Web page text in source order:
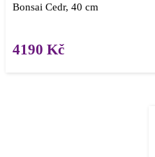
Bonsai Cedr, 40 cm
4190 Kč